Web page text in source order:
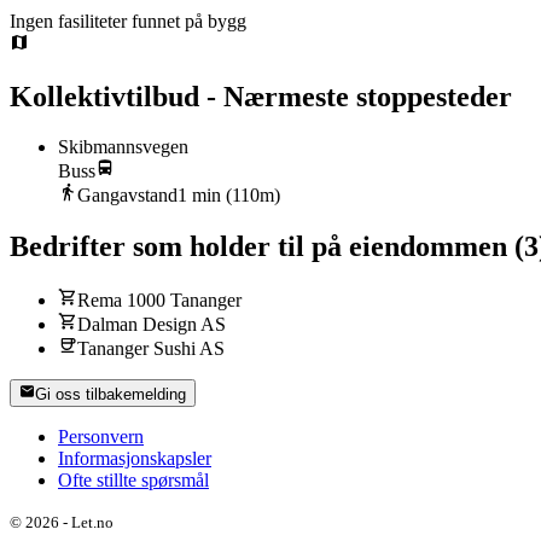
Ingen fasiliteter funnet på bygg
Kollektivtilbud - Nærmeste stoppesteder
Skibmannsvegen
Buss
Gangavstand1 min (110m)
Bedrifter som holder til på eiendommen (3
Rema 1000 Tananger
Dalman Design AS
Tananger Sushi AS
Gi oss tilbakemelding
Personvern
Informasjonskapsler
Ofte stillte spørsmål
© 2026 - Let.no